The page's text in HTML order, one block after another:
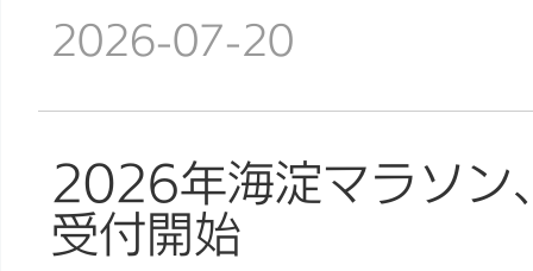
2026-07-20
2026年海淀マラソン
受付開始